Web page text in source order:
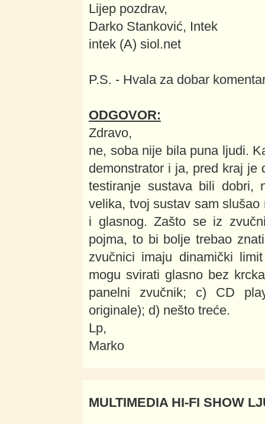
Lijep pozdrav,
Darko Stanković, Intek
intek (A) siol.net
P.S. - Hvala za dobar
ODGOVOR:
Zdravo,
ne, soba nije bila puna ljudi.
demonstrator i ja, pred kraj je
testiranje sustava bili dobri,
velika, tvoj sustav sam
i glasnog. Zašto se iz
pojma, to bi bolje trebao
zvučnici imaju dinamički
mogu svirati glasno bez
panelni zvučnik; c) CD
originale); d) nešto treće.
Lp,
Marko
MULTIMEDIA HI-FI SHOW